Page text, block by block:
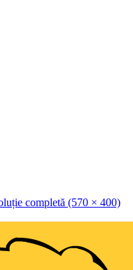
completă (570 × 400)